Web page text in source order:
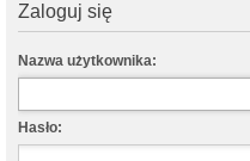
Zaloguj się
Nazwa użytkownika:
Hasło: